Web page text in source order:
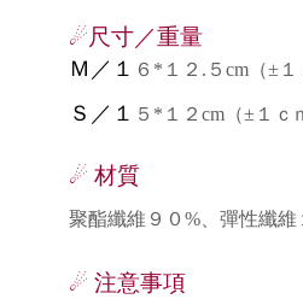
☄ 尺寸／重量
Ｍ／１ ６*１２.５cm（±
Ｓ／１ ５*１２cm（±１ｃ
☄ 材質
聚酯纖維９０%、彈性纖維
☄ 注意事項